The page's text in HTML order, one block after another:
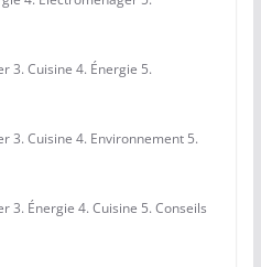
3. Cuisine 4. Énergie 5.
3. Cuisine 4. Environnement 5.
3. Énergie 4. Cuisine 5. Conseils